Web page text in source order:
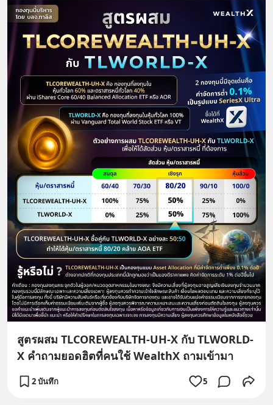
สูตรผสม TLCOREWEALTH-UH-X กับ TLWORLD-
X คำถามยอดฮิตที่คนใช้ WealthX ถามเข้ามา
2 บันทึก 5